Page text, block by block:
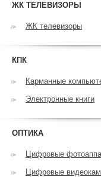
ЖК ТЕЛЕВИЗОРЫ
ЖК телевизоры
КПК
Карманные
Электронные книги
ОПТИКА
Цифровые
Цифровые